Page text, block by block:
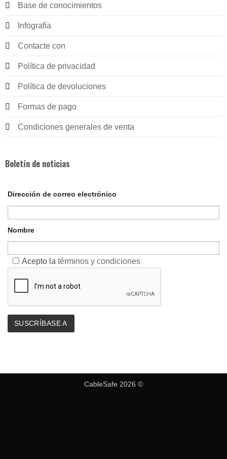
Base de conocimientos
Infografía
Contacte con
Política de privacidad
Política de devoluciones
Formas de pago
Condiciones generales de venta
Boletín de noticias
Dirección de correo electrónico
Nombre
Acepto la términos y condiciones
CableSafe 2026 ©